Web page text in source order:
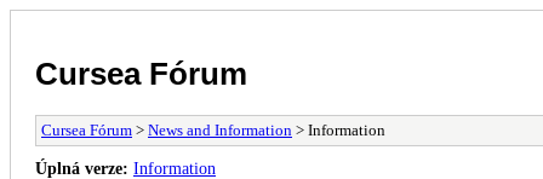
Cursea Fórum
Cursea Fórum > News and Information > Information
Úplná verze: Information